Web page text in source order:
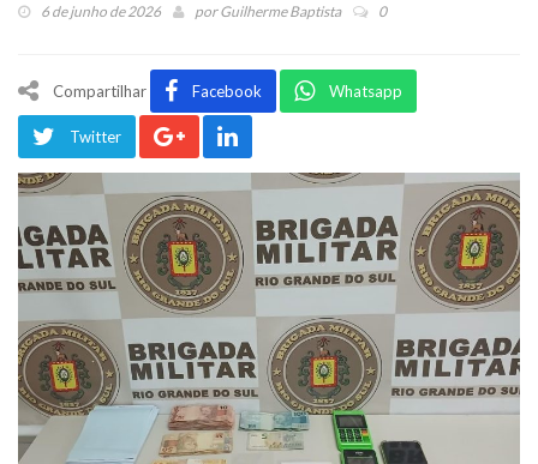
6 de junho de 2026 porGuilherme Baptista 0
Compartilhar Facebook Whatsapp
Twitter